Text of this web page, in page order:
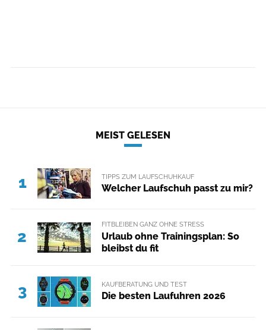
MEIST GELESEN
1 TIPPS ZUM LAUFSCHUHKAUF
Welcher Laufschuh passt zu mir?
2
FITBLEIBEN GANZ OHNE STRESS
Urlaub ohne Trainingsplan: So
bleibst du fit
3 KAUFBERATUNG UND TEST
Die besten Laufuhren 2026